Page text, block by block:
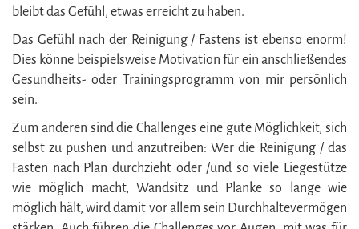
bleibt das Gefühl, etwas erreicht zu haben.
Das Gefühl nach der Reinigung / Fastens ist ebenso enorm!
Dies könne beispielsweise Motivation für ein anschließendes
Gesundheits- oder Trainingsprogramm von mir persönlich
sein.
Zum anderen sind die Challenges eine gute Möglichkeit, sich
selbst zu pushen und anzutreiben: Wer die Reinigung / das
Fasten nach Plan durchzieht oder /und so viele Liegestütze
wie möglich macht, Wandsitz und Planke so lange wie
möglich hält, wird damit vor allem sein Durchhaltevermögen